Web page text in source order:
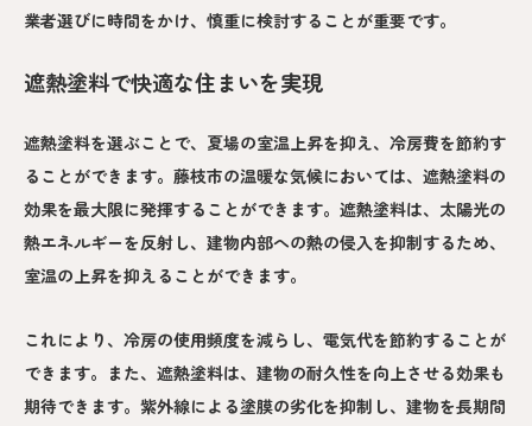
業者選びに時間をかけ、慎重に検討することが重要です。
遮熱塗料で快適な住まいを実現
遮熱塗料を選ぶことで、夏場の室温上昇を抑え、冷房費を節約す
ることができます。藤枝市の温暖な気候においては、遮熱塗料の
効果を最大限に発揮することができます。遮熱塗料は、太陽光の
熱エネルギーを反射し、建物内部への熱の侵入を抑制するため、
室温の上昇を抑えることができます。
これにより、冷房の使用頻度を減らし、電気代を節約することが
できます。また、遮熱塗料は、建物の耐久性を向上させる効果も
期待できます。紫外線による塗膜の劣化を抑制し、建物を長期間